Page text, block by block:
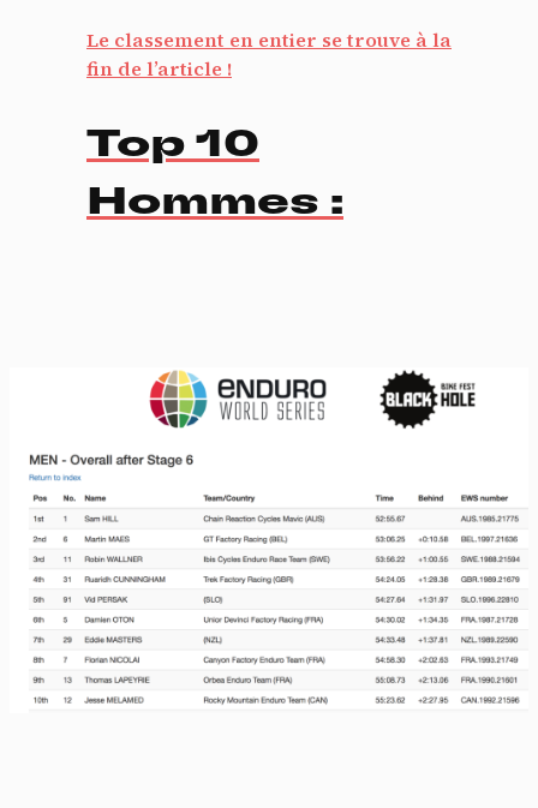
Le classement en entier se trouve à la
fin de l’article !
Top 10
Hommes :